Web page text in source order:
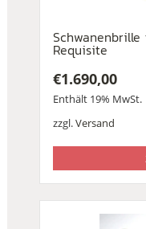
Requisite
€1.690,00
Enthält 19% MwSt.
zzgl.Versand